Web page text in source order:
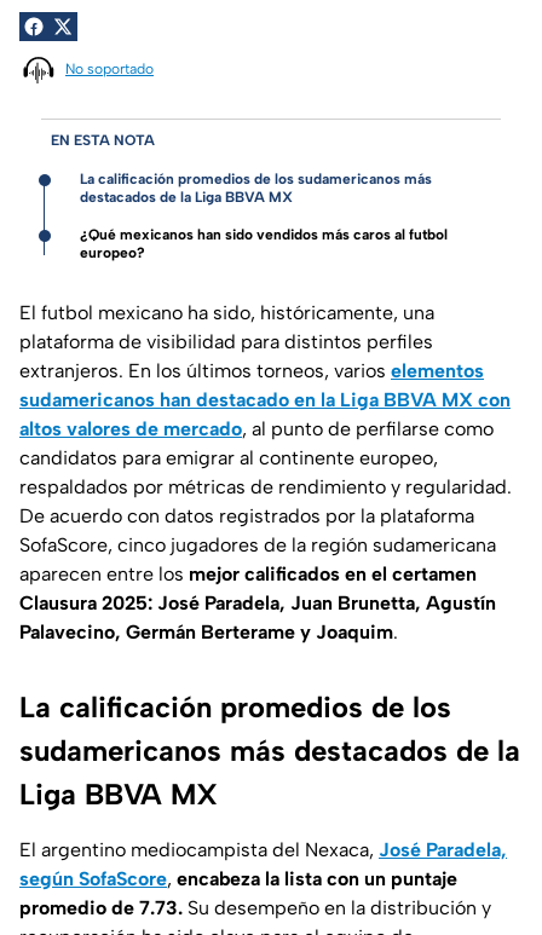
No soportado
EN ESTA NOTA
La calificación promedios de los sudamericanos más
destacados de la Liga BBVA MX
¿Qué mexicanos han sido vendidos más caros al futbol
europeo?
El futbol mexicano ha sido, históricamente, una
plataforma de visibilidad para distintos perfiles
extranjeros. En los últimos torneos, varios elementos
sudamericanos han destacado en la Liga BBVA MX con
altos valores de mercado, al punto de perfilarse como
candidatos para emigrar al continente europeo,
respaldados por métricas de rendimiento y regularidad.
De acuerdo con datos registrados por la plataforma
SofaScore, cinco jugadores de la región sudamericana
aparecen entre los mejor calificados en el certamen
Clausura 2025: José Paradela, Juan Brunetta, Agustín
Palavecino, Germán Berterame y Joaquim.
La calificación promedios de los
sudamericanos más destacados de la
Liga BBVA MX
El argentino mediocampista del Nexaca, José Paradela,
según SofaScore, encabeza la lista con un puntaje
promedio de 7.73. Su desempeño en la distribución y